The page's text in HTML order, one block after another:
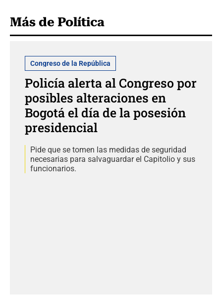
Más de Política
Congreso de la República
Policía alerta al Congreso por
posibles alteraciones en
Bogotá el día de la posesión
presidencial
Pide que se tomen las medidas de seguridad
necesarias para salvaguardar el Capitolio y sus
funcionarios.